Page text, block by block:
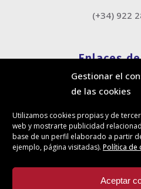
Gestionar el
de las cookies
Utilizamos cookies propias y de
web y mostrarte publicidad
base de un perfil elaborado a partir
ejemplo, página visitadas). Política de
Aceptar
(+34) 922
Enlaces
Política de
Política de
Canal de
Protección de